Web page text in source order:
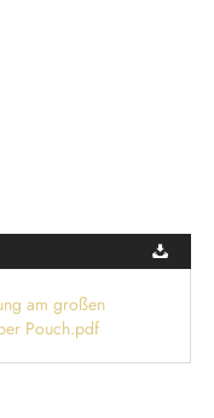
am großen
Pouch.pdf